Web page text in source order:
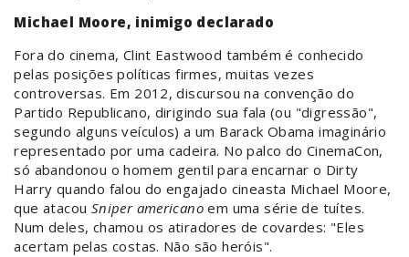
Michael Moore, inimigo declarado
Fora do cinema, Clint Eastwood também é conhecido
pelas posições políticas firmes, muitas vezes
controversas. Em 2012, discursou na convenção do
Partido Republicano, dirigindo sua fala (ou "digressão",
segundo alguns veículos) a um Barack Obama imaginário
representado por uma cadeira. No palco do CinemaCon,
só abandonou o homem gentil para encarnar o Dirty
Harry quando falou do engajado cineasta Michael Moore,
que atacou Sniper americano em uma série de tuítes.
Num deles, chamou os atiradores de covardes: "Eles
acertam pelas costas. Não são heróis".